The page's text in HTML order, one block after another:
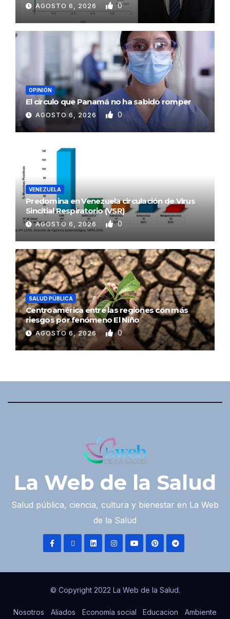
AGOSTO 6, 2026 0
OPINIÓN
El círculo que Panamá no ha sabido romper
AGOSTO 6, 2026 0
VENEZUELA
Predomina en Venezuela circulación de Virus
Sincitial Respiratorio (VSR)
AGOSTO 6, 2026 0
SALUD PÚBLICA
Centroamérica entre las regiones con más
riesgos por fenómeno El Niño
AGOSTO 6, 2026 0
La Web de la Salud
Salud pública, ciencia, cultura y bienestar en La Web
de la Salud
© Copyright 2022 La Web de la Salud.
Nosotros Aliados Economía social Educacion Ambiente